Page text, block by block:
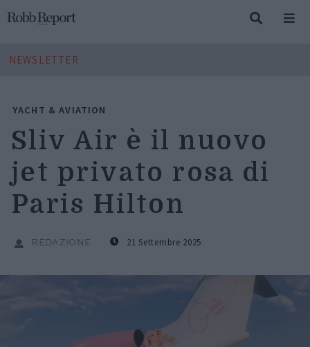
NEWSLETTER
YACHT & AVIATION
Sliv Air è il nuovo
jet privato rosa di
Paris Hilton
REDAZIONE 21 Settembre 2025